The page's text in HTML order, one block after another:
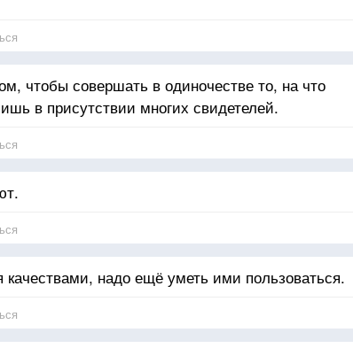
чтобы совершать в одиночестве то, на что
в присутствии многих свидетелей.
надо ещё уметь ими пользоваться.